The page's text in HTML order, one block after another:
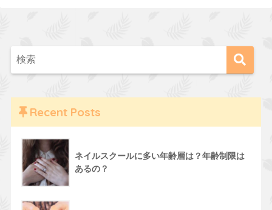
Recent Posts
ネイルスクールに多い年齢層は？年齢制限は
あるの？